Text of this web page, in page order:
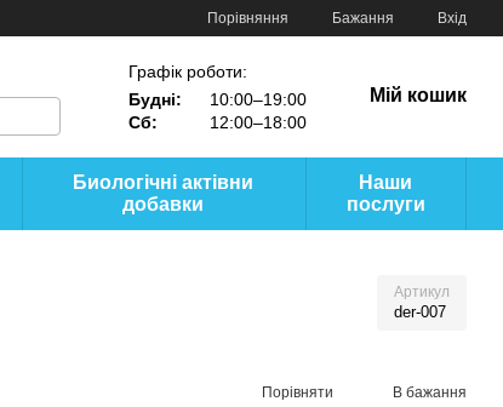
Порівняння Бажання Вхід
Графік роботи:
Будні:
10:00–19:00
Сб:
12:00–18:00
Мій кошик
Биологічні актівни
добавки
Наши
послуги
Артикул
der-007
Порівняти В бажання